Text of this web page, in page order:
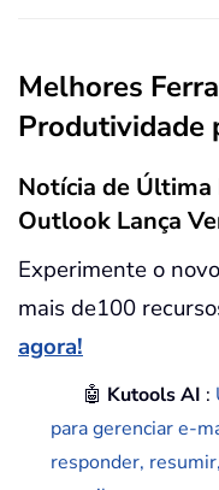
Melhores
Produtividade
Notícia de
Outlook Lança
Experimente o
mais de100
agora!
🤖 Kutools AI :
para gerenciar e-
responder,